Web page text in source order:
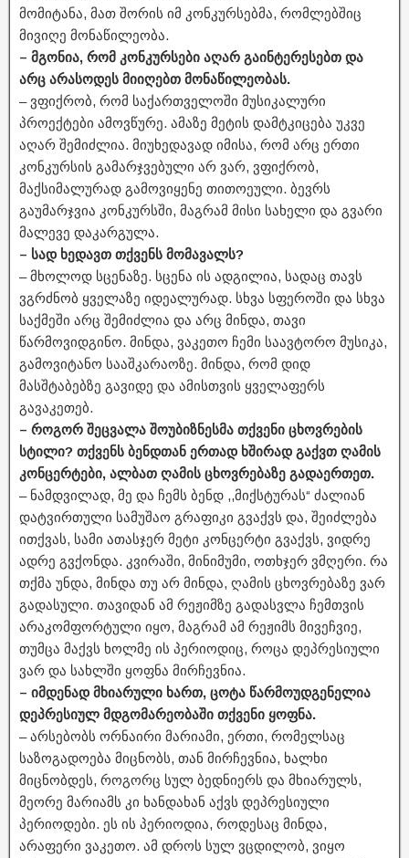
მომიტანა, მათ შორის იმ კონკურსებმა, რომლებშიც
მივიღე მონაწილეობა.
– მგონია, რომ კონკურსები აღარ გაინტერესებთ და
არც არასოდეს მიიღებთ მონაწილეობას.
– ვფიქრობ, რომ საქართველოში მუსიკალური
პროექტები ამოვწურე. ამაზე მეტის დამტკიცება უკვე
აღარ შემიძლია. მიუხედავად იმისა, რომ არც ერთი
კონკურსის გამარჯვებული არ ვარ, ვფიქრობ,
მაქსიმალურად გამოვიყენე თითოეული. ბევრს
გაუმარჯვია კონკურსში, მაგრამ მისი სახელი და გვარი
მალევე დაკარგულა.
– სად ხედავთ თქვენს მომავალს?
– მხოლოდ სცენაზე. სცენა ის ადგილია, სადაც თავს
ვგრძნობ ყველაზე იდეალურად. სხვა სფეროში და სხვა
საქმეში არც შემიძლია და არც მინდა, თავი
წარმოვიდგინო. მინდა, ვაკეთო ჩემი საავტორო მუსიკა,
გამოვიტანო სააშკარაოზე. მინდა, რომ დიდ
მასშტაბებზე გავიდე და ამისთვის ყველაფერს
გავაკეთებ.
– როგორ შეცვალა შოუბიზნესმა თქვენი ცხოვრების
სტილი? თქვენს ბენდთან ერთად ხშირად გაქვთ ღამის
კონცერტები, ალბათ ღამის ცხოვრებაზე გადაერთეთ.
– ნამდვილად, მე და ჩემს ბენდ ,,მიქსტურას“ ძალიან
დატვირთული სამუშაო გრაფიკი გვაქვს და, შეიძლება
ითქვას, სამი ათასჯერ მეტი კონცერტი გვაქვს, ვიდრე
ადრე გვქონდა. კვირაში, მინიმუმი, ოთხჯერ ვმღერი. რა
თქმა უნდა, მინდა თუ არ მინდა, ღამის ცხოვრებაზე ვარ
გადასული. თავიდან ამ რეჟიმზე გადასვლა ჩემთვის
არაკომფორტული იყო, მაგრამ ამ რეჟიმს მივეჩვიე,
თუმცა მაქვს ხოლმე ის პერიოდიც, როცა დეპრესიული
ვარ და სახლში ყოფნა მირჩევნია.
– იმდენად მხიარული ხართ, ცოტა წარმოუდგენელია
დეპრესიულ მდგომარეობაში თქვენი ყოფნა.
– არსებობს ორნაირი მარიამი, ერთი, რომელსაც
საზოგადოება მიცნობს, თან მირჩევნია, ხალხი
მიცნობდეს, როგორც სულ ბედნიერს და მხიარულს,
მეორე მარიამს კი ხანდახან აქვს დეპრესიული
პერიოდები. ეს ის პერიოდია, როდესაც მინდა,
არაფერი ვაკეთო. ამ დროს სულ ვცდილობ, ვიყო